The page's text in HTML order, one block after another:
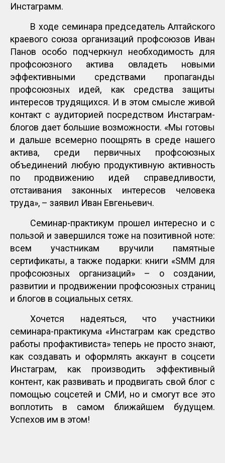
Инстаграмм.
В ходе семинара председатель Алтайского
краевого союза организаций профсоюзов Иван
Панов особо подчеркнул необходимость для
профсоюзного актива овладеть новыми
эффективными средствами пропаганды
профсоюзных идей, как средства защиты
интересов трудящихся. И в этом смысле живой
контакт с аудиторией посредством Инстаграм-
блогов дает большие возможности. «Мы готовы
и дальше всемерно поощрять в среде нашего
актива, среди первичных профсоюзных
объединений любую продуктивную активность
по продвижению идей справедливости,
отстаивания законных интересов человека
труда», – заявил Иван Евгеньевич.
Семинар-практикум прошел интересно и с
пользой и завершился тоже на позитивной ноте:
всем участникам вручили памятные
сертификаты, а также подарки: книги «SMM для
профсоюзных организаций» – о создании,
развитии и продвижении профсоюзных страниц
и блогов в социальных сетях.
Хочется надеяться, что участники
семинара-практикума «Инстаграм как средство
работы профактивиста» теперь не просто знают,
как создавать и оформлять аккаунт в соцсети
Инстаграм, как производить эффективный
контент, как развивать и продвигать свой блог с
помощью соцсетей и СМИ, но и смогут все это
воплотить в самом ближайшем будущем.
Успехов им в этом!